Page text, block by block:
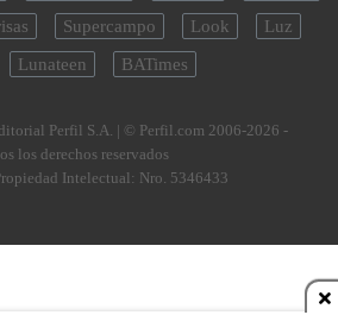
Supercampo Look
Luz
Lunateen BATimes
Perfil S.A. | © Perfil.com 2006-2026 -
los derechos reservados
Intelectual: Nro. 5346433